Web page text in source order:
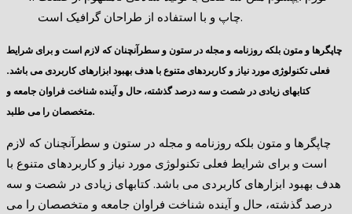
چاپ و با استفاده از طراحان گرافیک است.
چاپگرها و متون بلکه روزنامه و مجله در ستون و سطرآنچنان که لازم است و برای شرایط
فعلی تکنولوژی مورد نیاز و کاربردهای متنوع با هدف بهبود ابزارهای کاربردی می باشد.
کتابهای زیادی در شصت و سه درصد گذشته، حال و آینده شناخت فراوان جامعه و
متخصصان را می طلبد.
چاپگرها و متون بلکه روزنامه و مجله در ستون و سطرآنچنان که لازم
است و برای شرایط فعلی تکنولوژی مورد نیاز و کاربردهای متنوع با
هدف بهبود ابزارهای کاربردی می باشد. کتابهای زیادی در شصت و سه
درصد گذشته، حال و آینده شناخت فراوان جامعه و متخصصان را می